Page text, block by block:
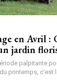
en Avril :
jardin
palpitante
printemps, c'est